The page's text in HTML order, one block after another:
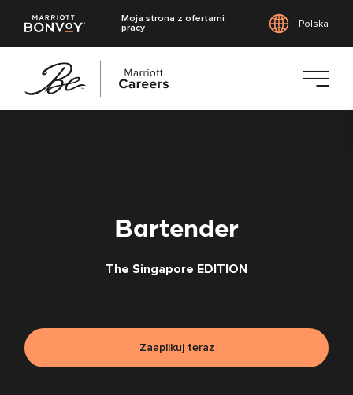
Moja strona z ofertami
pracy
Polska
Bartender
The Singapore EDITION
Zaaplikuj teraz